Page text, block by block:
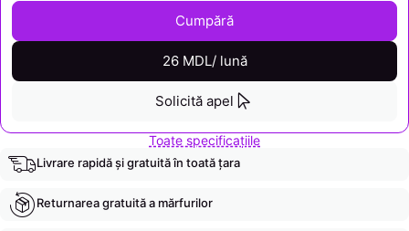
Cumpără
26 MDL/ lună
Solicită apel
Toate specificațiile
Livrare rapidă și gratuită în toată țara
Returnarea gratuită a mărfurilor